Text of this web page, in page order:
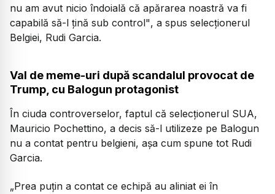
nu am avut nicio îndoială că apărarea noastră va fi
capabilă să-l ţină sub control", a spus selecționerul
Belgiei, Rudi Garcia.
Val de meme-uri după scandalul provocat de
Trump, cu Balogun protagonist
În ciuda controverselor, faptul că selecționerul SUA,
Mauricio Pochettino, a decis să-l utilizeze pe Balogun
nu a contat pentru belgieni, așa cum spune tot Rudi
Garcia.
„Prea puţin a contat ce echipă au aliniat ei în